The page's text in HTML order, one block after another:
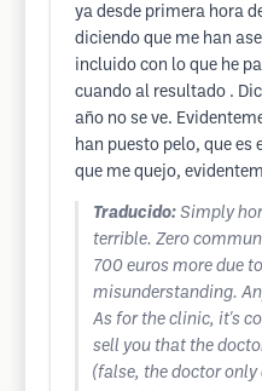
ya desde primera hora
diciendo que me han
incluido con lo que he
cuando al resultado .
año no se ve.
han puesto pelo, que es
que me quejo,
Traducido: Simply
terrible. Zero
700 euros more due
misunderstanding.
As for the clinic, it's
sell you that the
(false, the doctor only